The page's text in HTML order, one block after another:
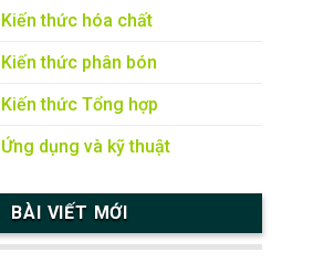
Kiến thức hóa chất
Kiến thức phân bón
Kiến thức Tổng hợp
Ứng dụng và kỹ thuật
BÀI VIẾT MỚI